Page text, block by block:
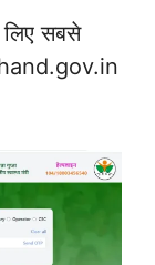
लिए सबसे